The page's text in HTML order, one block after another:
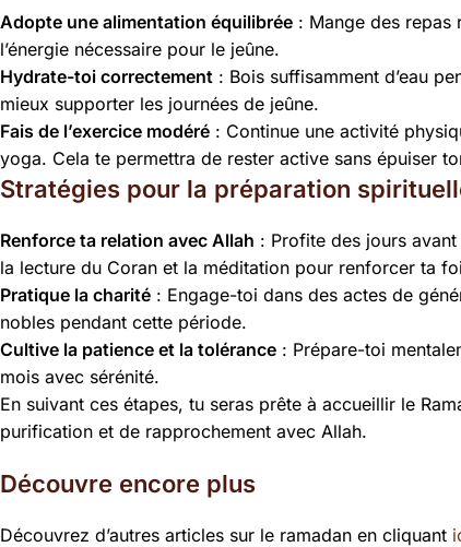
Adopte une alimentation équilibrée : Mange des repas
l’énergie nécessaire pour le jeûne.
Hydrate-toi correctement : Bois suffisamment d’eau
mieux supporter les journées de jeûne.
Fais de l’exercice modéré : Continue une activité
yoga. Cela te permettra de rester active sans épuiser
Stratégies pour la préparation
Renforce ta relation avec Allah : Profite des jours
la lecture du Coran et la méditation pour renforcer ta
Pratique la charité : Engage-toi dans des actes de
nobles pendant cette période.
Cultive la patience et la tolérance : Prépare-toi
mois avec sérénité.
En suivant ces étapes, tu seras prête à accueillir le
purification et de rapprochement avec Allah.
Découvre encore plus
Découvrez d’autres articles sur le ramadan en cliquant